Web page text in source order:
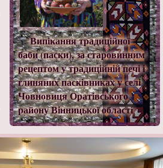
Випікання традиційної
баби (паски), за старовинним
рецептом у традиційній печі і
глиняних пасківниках у селі
Човновиця Оратівського
району Вінницької області